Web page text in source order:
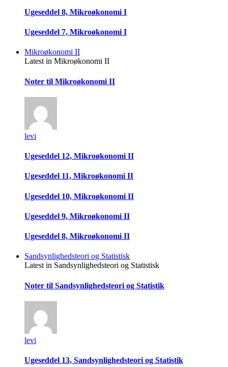
Ugeseddel 8, Mikroøkonomi I
Ugeseddel 7, Mikroøkonomi I
Mikroøkonomi II
Latest in Mikroøkonomi II
Noter til Mikroøkonomi II
levi
Ugeseddel 12, Mikroøkonomi II
Ugeseddel 11, Mikroøkonomi II
Ugeseddel 10, Mikroøkonomi II
Ugeseddel 9, Mikroøkonomi II
Ugeseddel 8, Mikroøkonomi II
Sandsynlighedsteori og Statistisk
Latest in Sandsynlighedsteori og Statistisk
Noter til Sandsynlighedsteori og Statistik
levi
Ugeseddel 13, Sandsynlighedsteori og Statistik